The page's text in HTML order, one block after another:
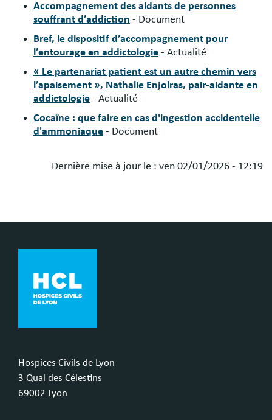
Accompagnement des aidants de personnes
souffrant d’addiction - Document
Bref, le dispositif d’accompagnement pour
l’entourage en addictologie - Actualité
« Le partenariat patient est un autre chemin vers
l’apaisement », Nathalie Enjolras, pair-aidante en
addictologie - Actualité
Cocaïne : que faire en cas d'ingestion accidentelle
d'ammoniaque - Document
Dernière mise à jour le : ven 02/01/2026 - 12:19
Hospices Civils de Lyon
3 Quai des Célestins
69002 Lyon